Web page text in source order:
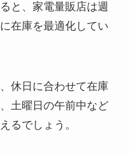
と、家電量販店は週
在庫を最適化してい
休日に合わせて在庫
土曜日の午前中など
るでしょう。